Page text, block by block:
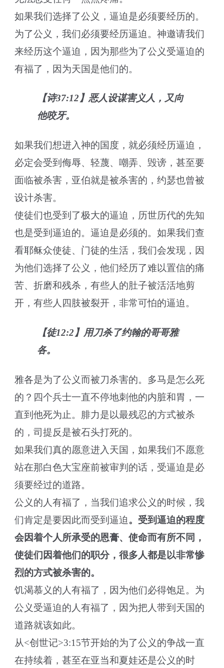
如果我们选择了公义，逼迫是必须要经历的。
为了公义，我们必须要经历逼迫。神邀请我们
来经历这个逼迫，因为那些为了公义受逼迫的
有福了，因为天国是他们的。
【诗37:12】恶人设谋害义人，又向
他咬牙。
如果我们想进入神的国度，就必须经历逼迫，
必定会受到侮辱、轻蔑、嘲弄、毁谤，甚至要
面临被杀害，亚伯就是被杀害的，约瑟也曾被
设计杀害。
使徒们也受到了极大的逼迫，历世历代的先知
也是受到逼迫的。逼迫是必须的。如果我们查
看耶稣众使徒、门徒的生活，我们会发现，因
为他们选择了公义，他们经历了难以置信的痛
苦、折磨和残杀，有些人的肚子被活活地剪
开，有些人四肢被裂开，非常可怕的逼迫。
【徒12:2】用刀杀了约翰的哥哥雅
各。
雅各是为了公义而被刀杀害的。多马是怎么死
的？四个兵士一直不停地刺他的内脏和胃，一
直到他死为止。腓力是以最残忍的方式被杀
的，司提反是被石头打死的。
如果我们真的愿意进入天国，如果我们不愿意
站在那白色大宝座前被审判的话，受逼迫是必
须要经过的道路。
公义的人有福了，当我们追求公义的时候，我
们肯定是要因此而受到逼迫 。受到逼迫的程度
会因着个人所承受的恩膏、使命而有所不同，
使徒们因着他们的职分，很多人都是以非常惨
烈的方式被杀害的。
饥渴慕义的人有福了，因为他们必得饱足。为
公义受逼迫的人有福了，因为把人带到天国的
道路就该如此。
从<创世记>3:15节开始的为了公义的争战一直
在持续着，甚至在亚当和夏娃还是公义的时